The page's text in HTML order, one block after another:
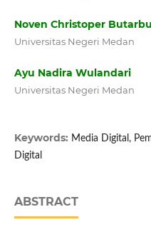
Noven Christoper
Universitas Negeri Medan
Ayu Nadira Wulandari
Universitas Negeri Medan
Keywords: Media Digital,
Digital
ABSTRACT